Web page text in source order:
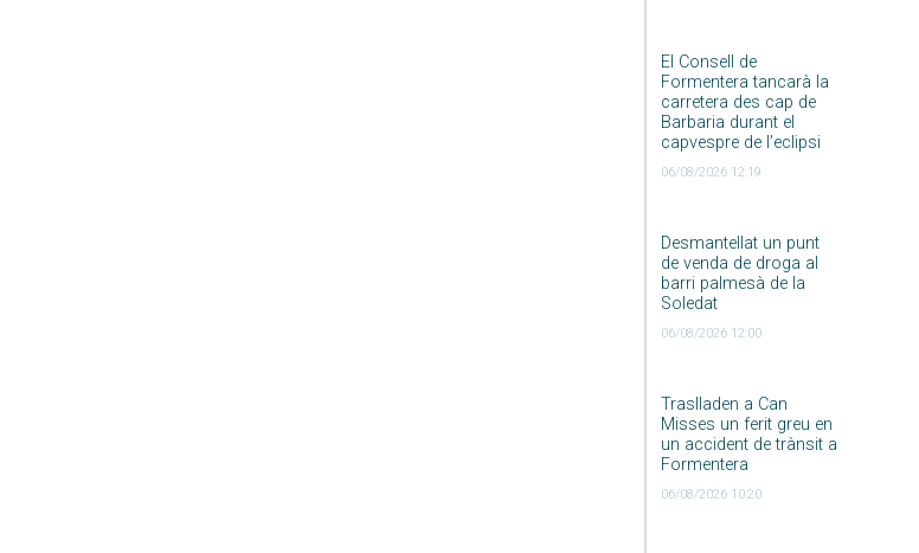
El Consell de
Formentera tancarà la
carretera des cap de
Barbaria durant el
capvespre de l’eclipsi
06/08/2026 12:19
Desmantellat un punt
de venda de droga al
barri palmesà de la
Soledat
06/08/2026 12:00
Traslladen a Can
Misses un ferit greu en
un accident de trànsit a
Formentera
06/08/2026 10:20